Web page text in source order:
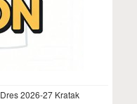
2026-27 Kratak